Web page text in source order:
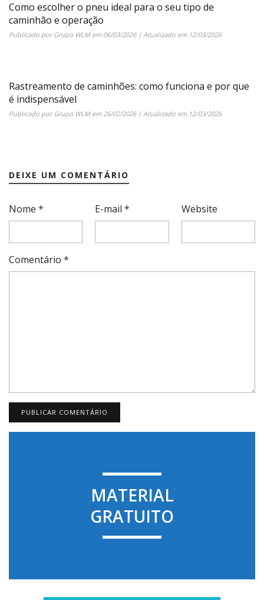
Como escolher o pneu ideal para o seu tipo de
caminhão e operação
Publicado porGrupo WLMem 06/03/2026| Atualizado em 12/03/2026
Rastreamento de caminhões: como funciona e por que
é indispensável
Publicado porGrupo WLMem26/02/2026| Atualizado em 12/03/2026
DEIXE UM COMENTÁRIO
Nome * E-mail* Website
Comentário *
MATERIAL
GRATUITO